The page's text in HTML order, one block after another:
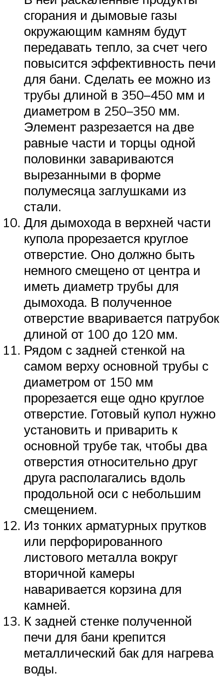
сгорания и дымовые газы
окружающим камням будут
передавать тепло, за счет чего
повысится эффективность печи
для бани. Сделать ее можно из
трубы длиной в 350–450 мм и
диаметром в 250–350 мм.
Элемент разрезается на две
равные части и торцы одной
половинки завариваются
вырезанными в форме
полумесяца заглушками из
стали.
Для дымохода в верхней части
купола прорезается круглое
отверстие. Оно должно быть
немного смещено от центра и
иметь диаметр трубы для
дымохода. В полученное
отверстие вваривается патрубок
длиной от 100 до 120 мм.
Рядом с задней стенкой на
самом верху основной трубы с
диаметром от 150 мм
прорезается еще одно круглое
отверстие. Готовый купол нужно
установить и приварить к
основной трубе так, чтобы два
отверстия относительно друг
друга располагались вдоль
продольной оси с небольшим
смещением.
Из тонких арматурных прутков
или перфорированного
листового металла вокруг
вторичной камеры
наваривается корзина для
камней.
К задней стенке полученной
печи для бани крепится
металлический бак для нагрева
воды.